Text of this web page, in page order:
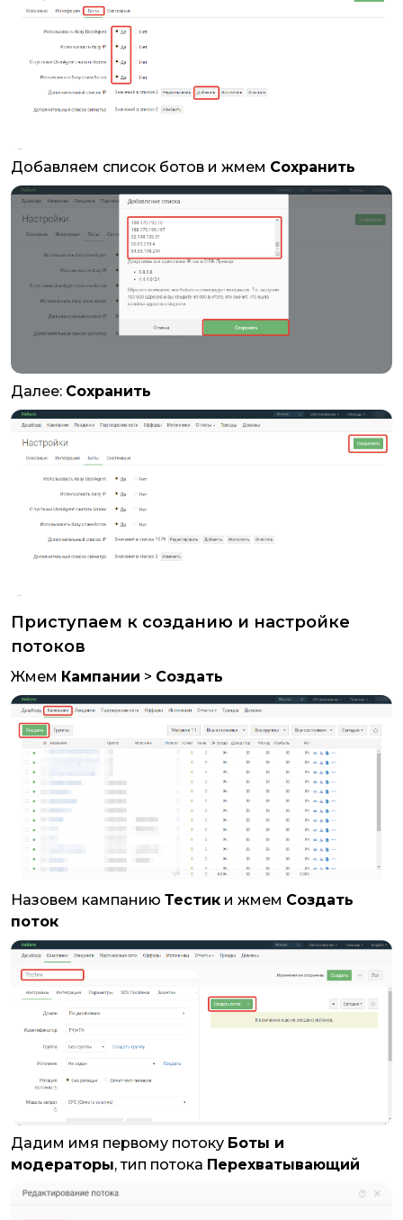
Добавляем список ботов и жмем Сохранить
Далее: Сохранить
Приступаем к созданию и настройке
потоков
Жмем Кампании > Создать
Назовем кампанию Тестик и жмем Создать
поток
Дадим имя первому потоку Боты и
модераторы, тип потока Перехватывающий